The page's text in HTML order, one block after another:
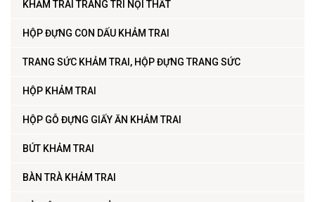
KHẢM TRAI TRANG TRÍ NỘI THẤT
HỘP ĐỰNG CON DẤU KHẢM TRAI
TRANG SỨC KHẢM TRAI, HỘP ĐỰNG TRANG SỨC
HỘP KHẢM TRAI
HỘP GỖ ĐỰNG GIẤY ĂN KHẢM TRAI
BÚT KHẢM TRAI
BÀN TRÀ KHẢM TRAI